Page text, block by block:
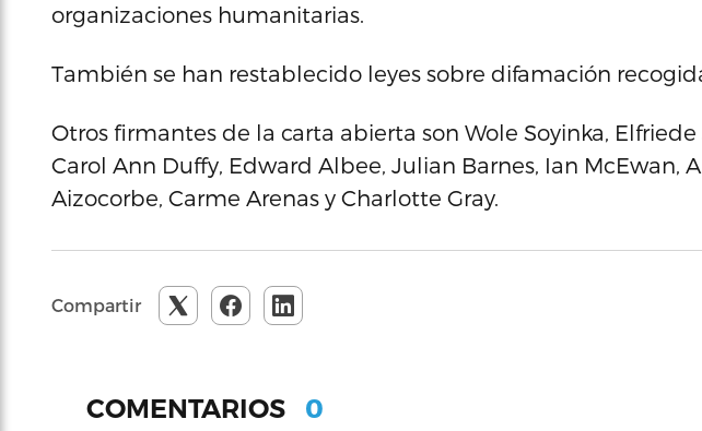
organizaciones humanitarias.
También se han restablecido leyes sobre difamación
Otros firmantes de la carta abierta son Wole Soyinka,
Carol Ann Duffy, Edward Albee, Julian Barnes, Ian McEwan,
Aizocorbe, Carme Arenas y Charlotte Gray.
Compartir
COMENTARIOS 0